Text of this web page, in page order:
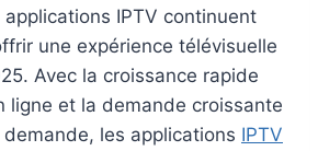
IPTV continuent
une expérience télévisuelle
Avec la croissance rapide
ligne et la demande croissante
les applications IPTV